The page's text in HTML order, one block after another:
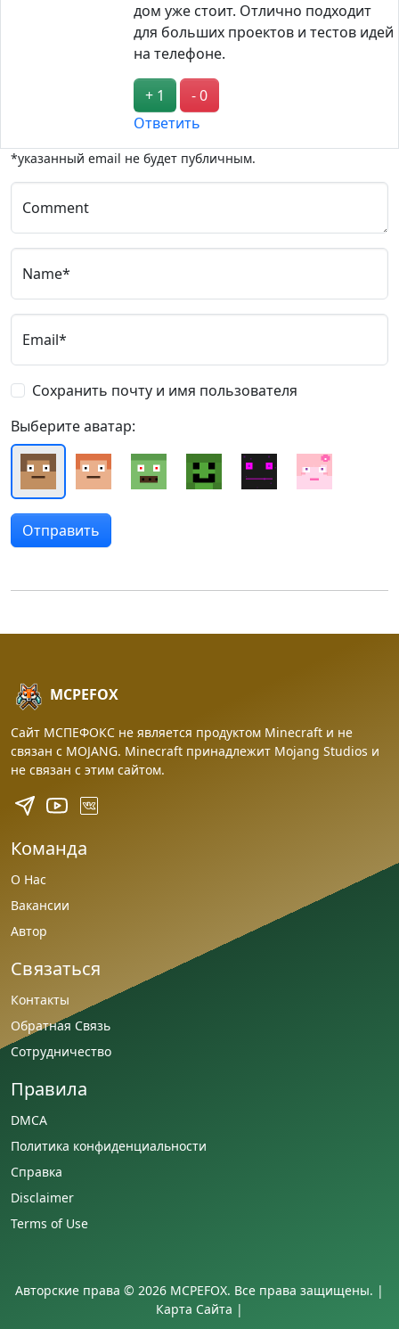
дом уже стоит. Отлично подходит
для больших проектов и тестов идей
на телефоне.
+ 1
- 0
Ответить
*указанный email не будет публичным.
Comment
Name*
Email*
Сохранить почту и имя пользователя
Выберите аватар:
MCPEFOX
Сайт МСПЕФОКС не является продуктом Minecraft и не
связан с MOJANG. Minecraft принадлежит Mojang Studios и
не связан с этим сайтом.
Команда
О Нас
Вакансии
Автор
Связаться
Контакты
Обратная Связь
Сотрудничество
Правила
DMCA
Политика конфиденциальности
Справка
Disclaimer
Terms of Use
Авторские права © 2026 MCPEFOX. Все права защищены. |
Карта Сайта |